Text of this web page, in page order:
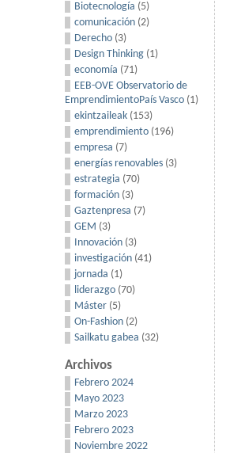
Biotecnología (5)
comunicación (2)
Derecho (3)
Design Thinking (1)
economía (71)
EEB-OVE Observatorio de
EmprendimientoPaís Vasco (1)
ekintzaileak (153)
emprendimiento (196)
empresa (7)
energías renovables (3)
estrategia (70)
formación (3)
Gaztenpresa (7)
GEM (3)
Innovación (3)
investigación (41)
jornada (1)
liderazgo (70)
Máster (5)
On-Fashion (2)
Sailkatu gabea (32)
Archivos
Febrero 2024
Mayo 2023
Marzo 2023
Febrero 2023
Noviembre 2022